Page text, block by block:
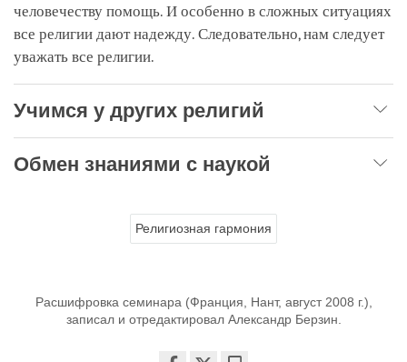
человечеству помощь. И особенно в сложных ситуациях
все религии дают надежду. Следовательно, нам следует
уважать все религии.
Учимся у других религий
Обмен знаниями с наукой
Религиозная гармония
Расшифровка семинара (Франция, Нант, август 2008 г.),
записал и отредактировал Александр Берзин.